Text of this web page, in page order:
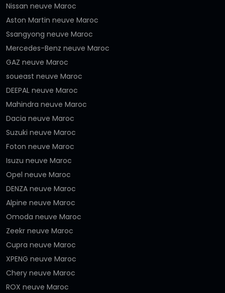
Nissan neuve Maroc
Aston Martin neuve Maroc
Ssangyong neuve Maroc
Mercedes-Benz neuve Maroc
GAZ neuve Maroc
soueast neuve Maroc
DEEPAL neuve Maroc
Mahindra neuve Maroc
Dacia neuve Maroc
Suzuki neuve Maroc
Foton neuve Maroc
Isuzu neuve Maroc
Opel neuve Maroc
DENZA neuve Maroc
Alpine neuve Maroc
Omoda neuve Maroc
Zeekr neuve Maroc
Cupra neuve Maroc
XPENG neuve Maroc
Chery neuve Maroc
ROX neuve Maroc